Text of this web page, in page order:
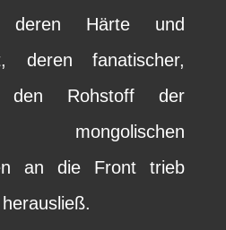
deren Härte und
deren fanatischer,
den Rohstoff der
mongolischen
an die Front trieb